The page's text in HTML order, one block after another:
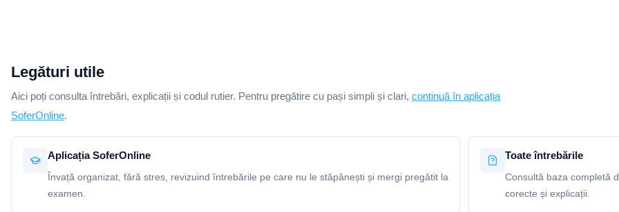
Legături utile
Aici poți consulta întrebări, explicații și codul rutier. Pentru pregătire cu pași simpli și clari, continuă în aplicația
SoferOnline.
Aplicația SoferOnline
Învață organizat, fără stres, revizuind întrebările pe care nu le stăpânești și mergi pregătit la
examen.
Toate întrebările
Consultă baza completă
corecte și explicații.